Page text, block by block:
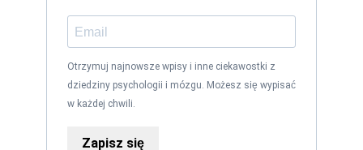
Otrzymuj najnowsze wpisy i inne ciekawostki z
dziedziny psychologii i mózgu. Możesz się wypisać
w każdej chwili.
Zapisz się